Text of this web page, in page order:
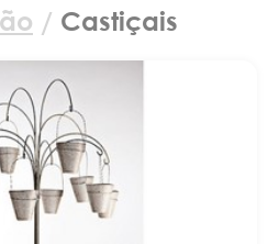
/ Castiçais